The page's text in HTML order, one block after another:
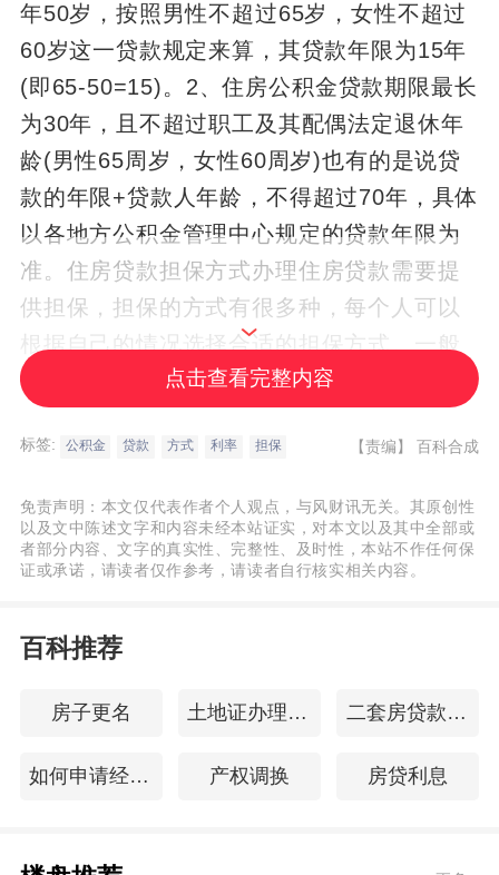
年50岁，按照男性不超过65岁，女性不超过
60岁这一贷款规定来算，其贷款年限为15年
(即65-50=15)。2、住房公积金贷款期限最长
为30年，且不超过职工及其配偶法定退休年
龄(男性65周岁，女性60周岁)也有的是说贷
款的年限+贷款人年龄，不得超过70年，具体
以各地方公积金管理中心规定的贷款年限为
准。住房贷款担保方式办理住房贷款需要提
供担保，担保的方式有很多种，每个人可以
根据自己的情况选择合适的担保方式。一般
个人住房贷款可以采用抵押、质押、保证和
保方式一：抵押贷款方式。抵押贷款方式是
定条件的财产作为抵押物而向借款人发放的
贷款的方式。住房贷款担保方式二：质押贷
将符合规定条件的权利凭证交由贷款银行占
款人发放贷款的方式。住房贷款担保方式
银行以借款人提供的具有代为清偿能力的法
式。住房贷款担保方式四：抵押(质押)加保证
点击查看完整内容
标签: 公积金 贷款 方式 利率 担保 【责编】 百科合成
免责声明：本文仅代表作者个人观点，与风财讯无关。其原创性
以及文中陈述文字和内容未经本站证实，对本文以及其中全部或
者部分内容、文字的真实性、完整性、及时性，本站不作任何保
证或承诺，请读者仅作参考，请读者自行核实相关内容。
百科推荐
房子更名 土地证办理流程 二套房贷款政策
如何申请经济适用房 产权调换 房贷利息